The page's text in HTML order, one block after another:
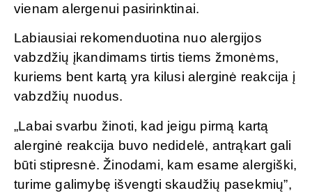
vienam alergenui pasirinktinai.
Labiausiai rekomenduotina nuo alergijos
vabzdžių įkandimams tirtis tiems žmonėms,
kuriems bent kartą yra kilusi alerginė reakcija į
vabzdžių nuodus.
„Labai svarbu žinoti, kad jeigu pirmą kartą
alerginė reakcija buvo nedidelė, antrąkart gali
būti stipresnė. Žinodami, kam esame alergiški,
turime galimybę išvengti skaudžių pasekmių”,